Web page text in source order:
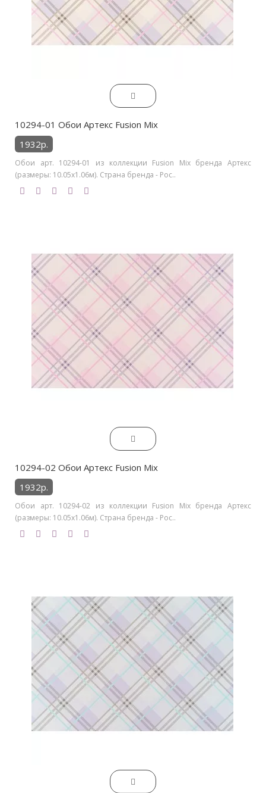
10294-01 Обои Артекс Fusion Mix
1932р.
Обои арт. 10294-01 из коллекции Fusion Mix бренда Артекс
(размеры: 10.05х1.06м). Страна бренда - Рос..
10294-02 Обои Артекс Fusion Mix
1932р.
Обои арт. 10294-02 из коллекции Fusion Mix бренда Артекс
(размеры: 10.05х1.06м). Страна бренда - Рос..